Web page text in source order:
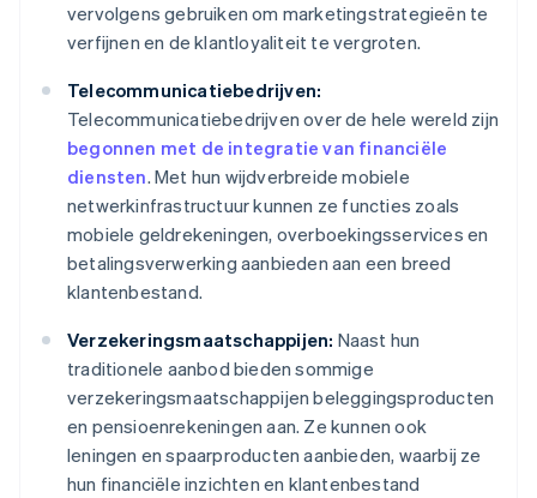
vervolgens gebruiken om marketingstrategieën te
verfijnen en de klantloyaliteit te vergroten.
Telecommunicatiebedrijven:
Telecommunicatiebedrijven over de hele wereld zijn
begonnen met de integratie van financiële
diensten. Met hun wijdverbreide mobiele
netwerkinfrastructuur kunnen ze functies zoals
mobiele geldrekeningen, overboekingsservices en
betalingsverwerking aanbieden aan een breed
klantenbestand.
Verzekeringsmaatschappijen: Naast hun
traditionele aanbod bieden sommige
verzekeringsmaatschappijen beleggingsproducten
en pensioenrekeningen aan. Ze kunnen ook
leningen en spaarproducten aanbieden, waarbij ze
hun financiële inzichten en klantenbestand